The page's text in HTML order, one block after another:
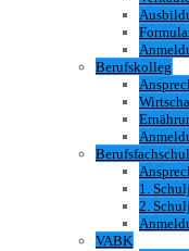
Berufskolleg
1.
2.
VABK